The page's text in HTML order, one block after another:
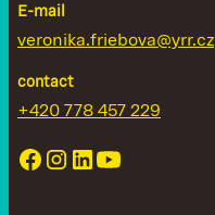
E-mail
veronika.friebova@yrr.cz
contact
+420 778 457 229